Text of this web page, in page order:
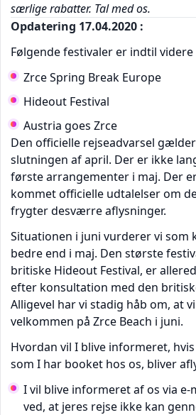
særlige rabatter. Tal med os.
Opdatering 17.04.2020 :
Følgende festivaler er indtil
Zrce Spring Break Europe
Hideout Festival
Austria goes Zrce
Den officielle rejseadvarsel
slutningen af april. Der er ikke
første arrangementer i maj. Der
kommet officielle udtalelser om
frygter desværre aflysninger.
Situationen i juni vurderer vi som
bedre end i maj. Den største
britiske Hideout Festival, er
efter konsultation med den
Alligevel har vi stadig håb om, at
velkommen på Zrce Beach i juni.
Hvordan vil I blive informeret,
som I har booket hos os, bliver
I vil blive informeret af os via e-
ved, at jeres rejse ikke kan